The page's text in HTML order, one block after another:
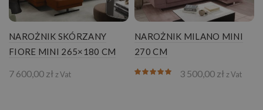
NAROŻNIK SKÓRZANY
FIORE MINI 265×180 CM
7 600,00 zł z Vat
NAROŻNIK MILANO MINI
270 CM
3 500,00 zł z Vat